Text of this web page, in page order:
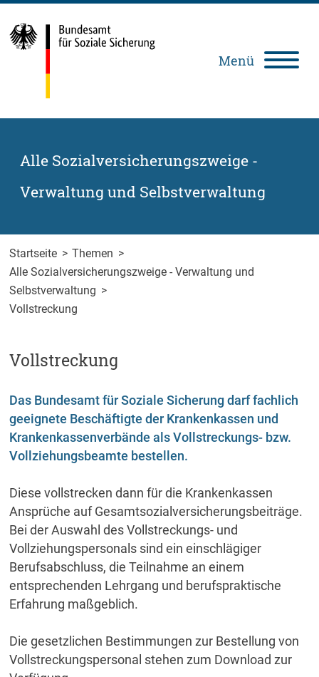
Zum Inhalt springen
Zur Suche springen
Zum Fuß der Seite springen
Menü
Gebärdensprache
Alle Sozialversicherungszweige -
Verwaltung und Selbstverwaltung
Startseite > Themen >
Alle Sozialversicherungszweige - Verwaltung und
Selbstverwaltung >
Vollstreckung
Vollstreckung
Das Bundesamt für Soziale Sicherung darf fachlich
geeignete Beschäftigte der Krankenkassen und
Krankenkassenverbände als Vollstreckungs- bzw.
Vollziehungsbeamte bestellen.
Diese vollstrecken dann für die Krankenkassen
Ansprüche auf Gesamtsozialversicherungsbeiträge.
Bei der Auswahl des Vollstreckungs- und
Vollziehungspersonals sind ein einschlägiger
Berufsabschluss, die Teilnahme an einem
entsprechenden Lehrgang und berufspraktische
Erfahrung maßgeblich.
Die gesetzlichen Bestimmungen zur Bestellung von
Vollstreckungspersonal stehen zum Download zur